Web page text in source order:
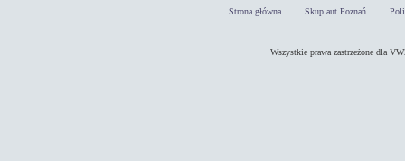
Strona główna Skup aut Poznań
Wszystkie prawa zastrzeżone dla